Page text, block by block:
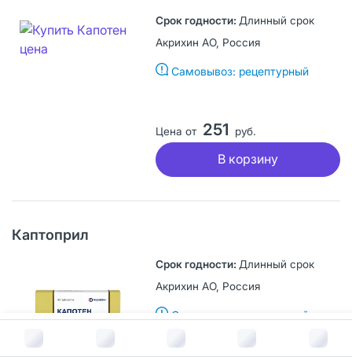
В корзину за
Длинный срок
Акрихин АО, Россия
Самовывоз: рецептурный
Цена от 251 руб.
В корзину
Каптоприл
Длинный срок
Акрихин АО, Россия
Самовывоз: рецептурный